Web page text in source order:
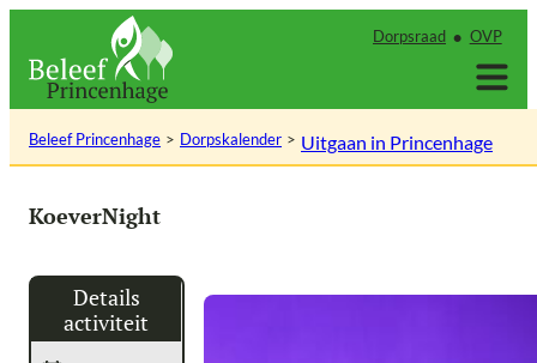
inhoud
Dorpsraad OVP
Beleef Princenhage Dorpskalender Uitgaan in Princenhage
KoeverNight
Details
activiteit